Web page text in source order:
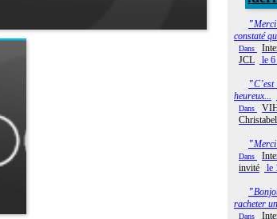
"
constaté
Dans
JCL
le
"
heureux...
Dans
"
Dans
invité
le
"
racheter
Dans